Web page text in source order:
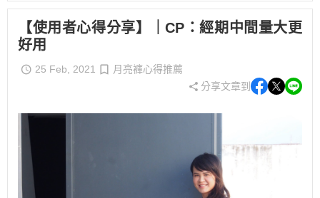
【使用者心得分享】｜CP：經期中間量大更
好用
25 Feb, 2021
月亮褲心得推薦
分享文章到